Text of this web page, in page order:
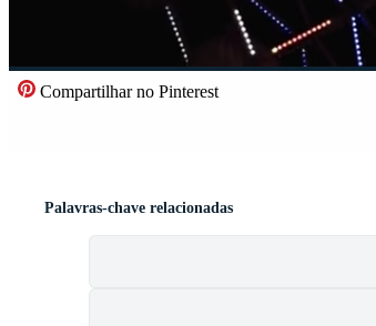
Compartilhar no Pinterest
Palavras-chave relacionadas